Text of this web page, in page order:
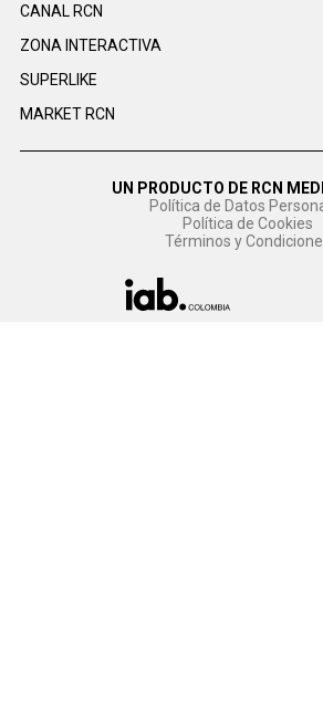
CANAL RCN
ZONA INTERACTIVA
SUPERLIKE
MARKET RCN
UN PRODUCTO DE RCN
Política de Datos
Política de Cookies
Términos y